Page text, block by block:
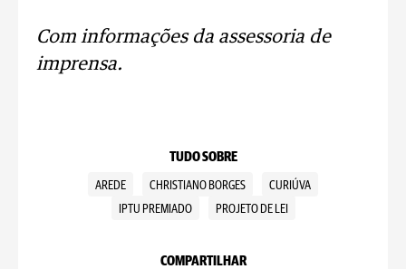
Com informações da assessoria de
imprensa.
TUDO SOBRE
AREDE CHRISTIANO BORGES
CURIÚVA
IPTU PREMIADO
PROJETO DE LEI
COMPARTILHAR